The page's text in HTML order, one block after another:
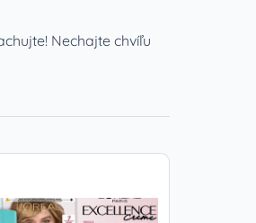
Nechajte chvíľu